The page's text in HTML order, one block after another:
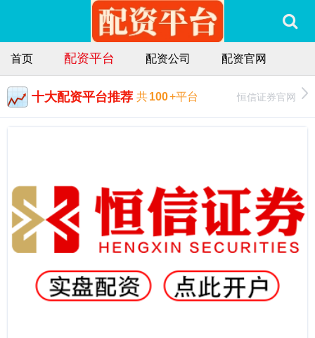
首页 配资平台 配资公司 配资官网
十大配资平台推荐 共100+平台 恒信证券官网